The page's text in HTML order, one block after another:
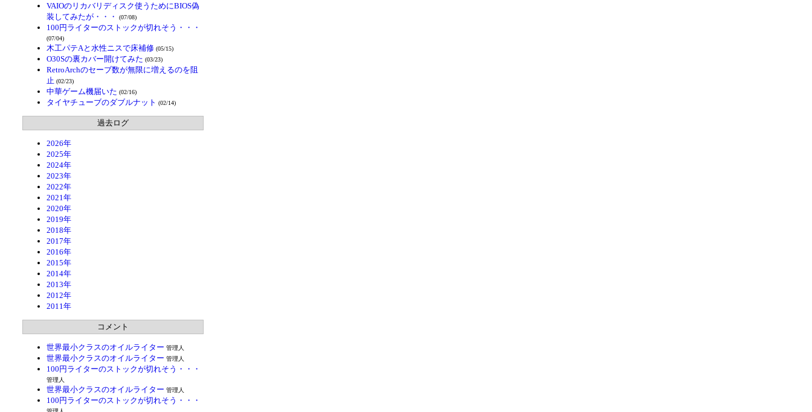
VAIOのリカバリディスク使うためにBIOS偽
装してみたが・・・
(07/08)
100円ライターのストックが切れそう・・・
(07/04)
木工パテAと水性ニスで床補修 (05/15)
O30Sの裏カバー開けてみた (03/23)
RetroArchのセーブ数が無限に増えるのを阻
止 (02/23)
中華ゲーム機届いた (02/16)
タイヤチューブのダブルナット (02/14)
過去ログ
2026年
2025年
2024年
2023年
2022年
2021年
2020年
2019年
2018年
2017年
2016年
2015年
2014年
2013年
2012年
2011年
コメント
世界最小クラスのオイルライター 管理人
世界最小クラスのオイルライター 管理人
100円ライターのストックが切れそう・・・
管理人
世界最小クラスのオイルライター 管理人
100円ライターのストックが切れそう・・・